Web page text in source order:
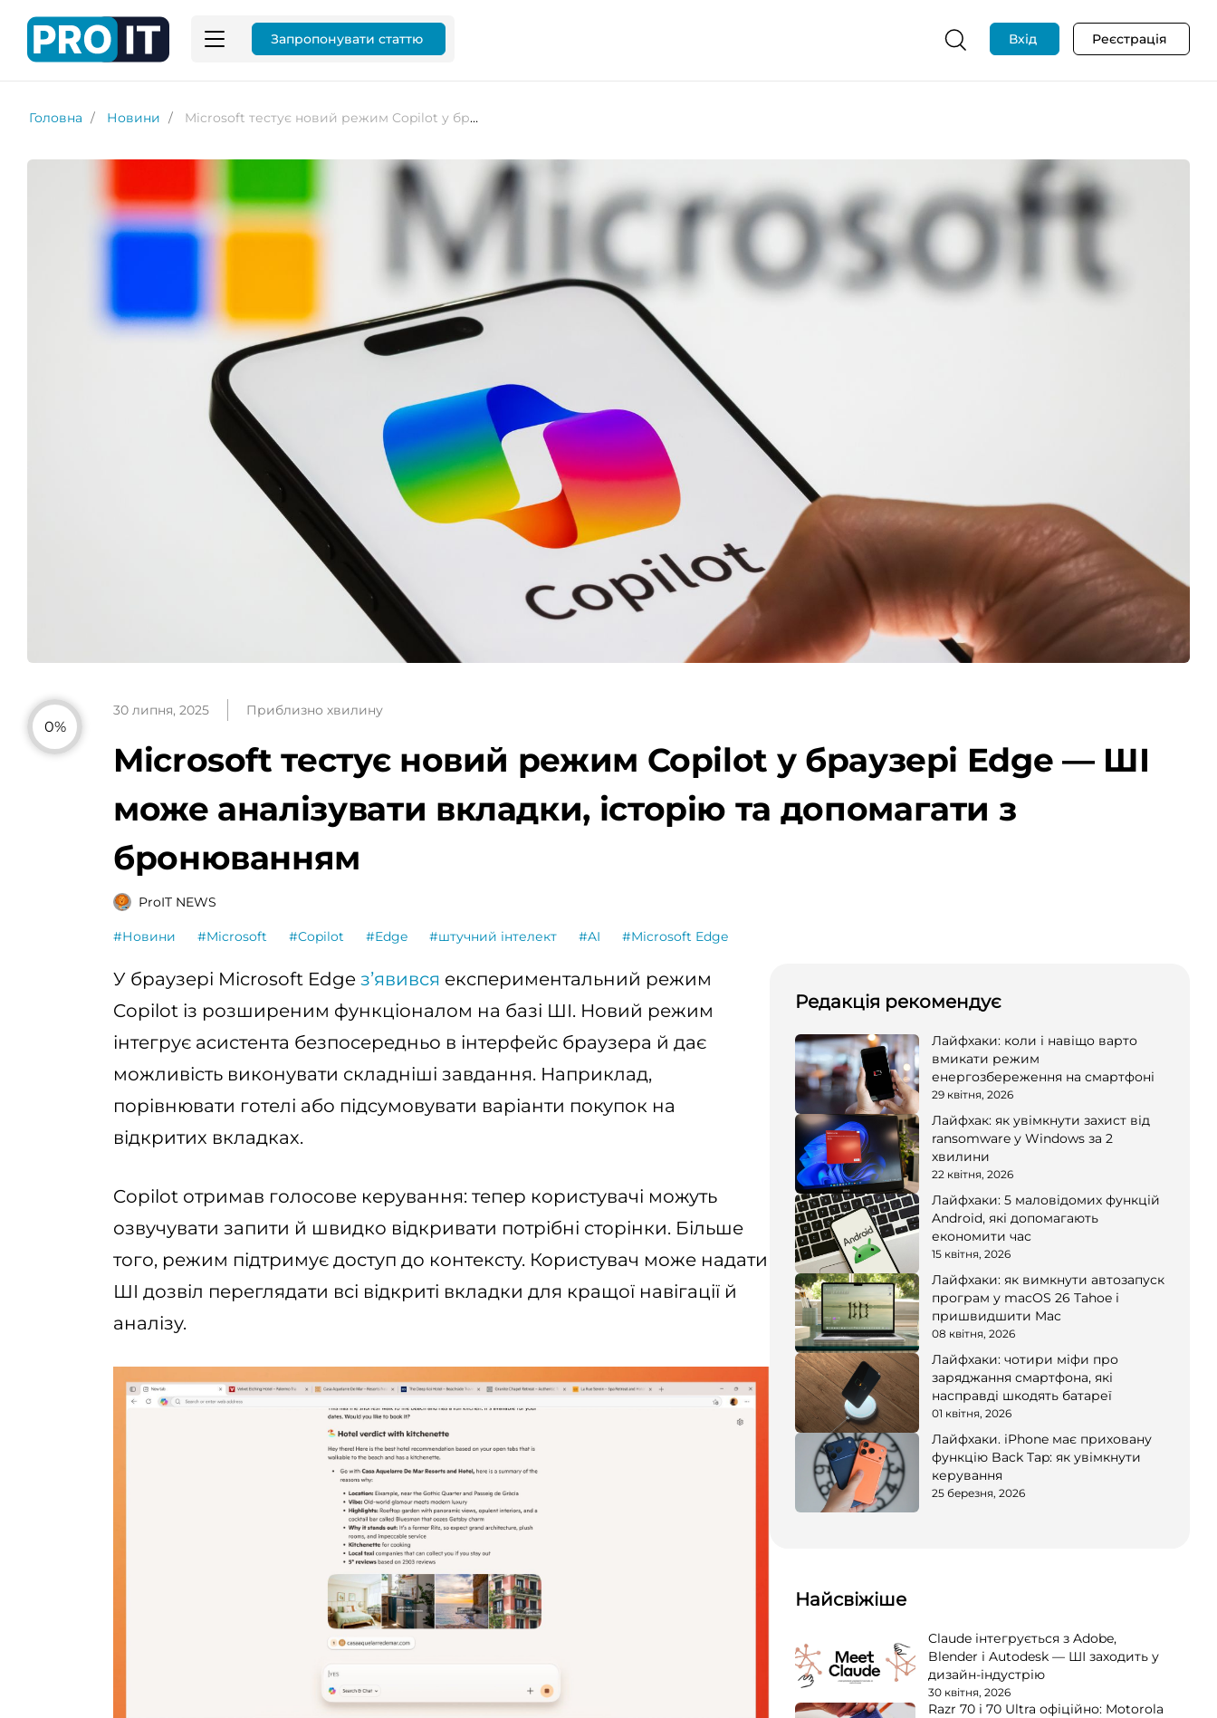
Запропонувати статтю Вхід Реєстрація
Головна Новини Microsoft тестує новий режим Copilot у браузері Edge — ШІ може аналізувати вкладки, історію та допомагати з бронюванням
0%
30 липня, 2025 Приблизно хвилину
Microsoft тестує новий режим Copilot у браузері Edge — ШІ
може аналізувати вкладки, історію та допомагати з
бронюванням
ProIT NEWS
#Новини #Microsoft #Copilot #Edge #штучний інтелект #AI #Microsoft Edge
У браузері Microsoft Edge зʼявився експериментальний режим
Copilot із розширеним функціоналом на базі ШІ. Новий режим
інтегрує асистента безпосередньо в інтерфейс браузера й дає
можливість виконувати складніші завдання. Наприклад,
порівнювати готелі або підсумовувати варіанти покупок на
відкритих вкладках.
Copilot отримав голосове керування: тепер користувачі можуть
озвучувати запити й швидко відкривати потрібні сторінки. Більше
того, режим підтримує доступ до контексту. Користувач може надати
ШІ дозвіл переглядати всі відкриті вкладки для кращої навігації й
аналізу.
Редакція рекомендує
Лайфхаки: коли і навіщо варто
вмикати режим
енергозбереження на смартфоні
29 квітня, 2026
Лайфхак: як увімкнути захист від
ransomware у Windows за 2
хвилини
22 квітня, 2026
Лайфхаки: 5 маловідомих функцій
Android, які допомагають
економити час
15 квітня, 2026
Лайфхаки: як вимкнути автозапуск
програм у macOS 26 Tahoe і
пришвидшити Mac
08 квітня, 2026
Лайфхаки: чотири міфи про
заряджання смартфона, які
насправді шкодять батареї
01 квітня, 2026
Лайфхаки. iPhone має приховану
функцію Back Tap: як увімкнути
керування
25 березня, 2026
Найсвіжіше
Claude інтегрується з Adobe,
Blender і Autodesk — ШІ заходить у
дизайн-індустрію
30 квітня, 2026
Razr 70 і 70 Ultra офіційно: Motorola